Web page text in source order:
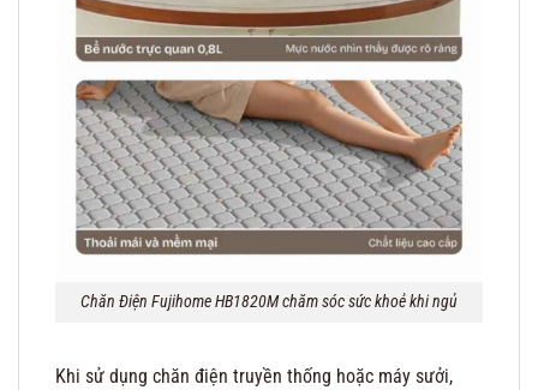
Chăn Điện Fujihome HB1820M chăm sóc sức khoẻ khi ngủ
Khi sử dụng chăn điện truyền thống hoặc máy sưởi,